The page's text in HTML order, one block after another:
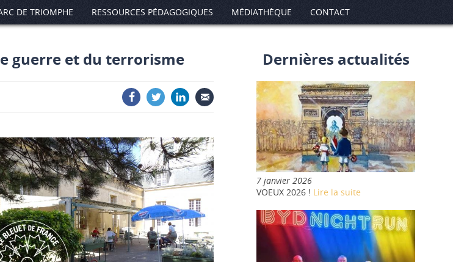
DE TRIOMPHE RESSOURCES PÉDAGOGIQUES MÉDIATHÈQUE CONTACT
guerre et du terrorisme Dernières actualités
7 janvier 2026
VOEUX 2026 ! Lire la suite